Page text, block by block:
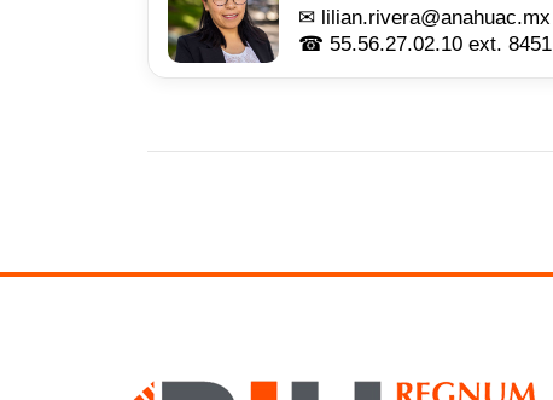
✉ lilian.rivera@anahuac.mx
☎ 55.56.27.02.10 ext. 8451